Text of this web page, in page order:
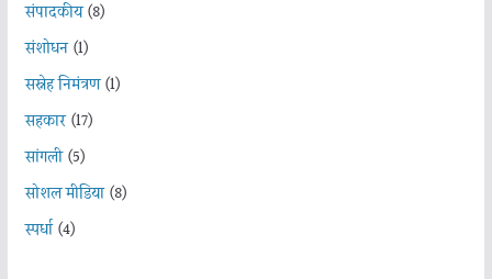
संपादकीय(8)
संशोधन(1)
सस्नेह निमंत्रण(1)
सहकार(17)
सांगली(5)
सोशल मीडिया(8)
स्पर्धा(4)